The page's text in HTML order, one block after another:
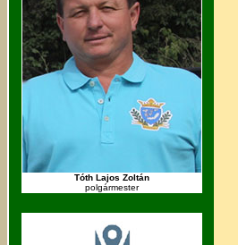
Tóth Lajos Zoltán
polgármester